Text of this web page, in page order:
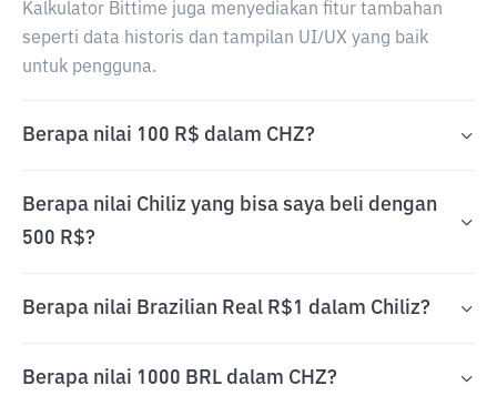
Kalkulator Bittime juga menyediakan fitur tambahan
seperti data historis dan tampilan UI/UX yang baik
untuk pengguna.
Berapa nilai 100 R$ dalam CHZ?
Berapa nilai Chiliz yang bisa saya beli dengan
500 R$?
Berapa nilai Brazilian Real R$1 dalam Chiliz?
Berapa nilai 1000 BRL dalam CHZ?